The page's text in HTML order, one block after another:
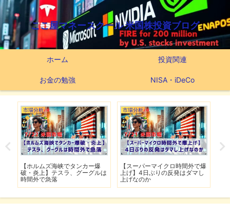
ここ屋マネースクール 米国株投資ブログ
ホーム 投資関連
お金の勉強 NISA・iDeCo
市場分析
【ホルムズ海峡でタンカー爆
破・炎上】テスラ、グーグルは
時間外で急落
市場分析
【スーパーマイクロ時間外で爆
上げ】4日ぶりの反発はダマし
上げなのか